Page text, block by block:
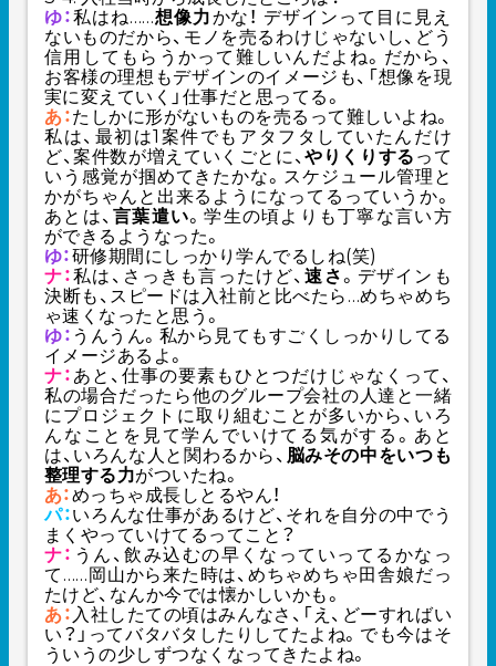
ゆ：私はね……想像力かな！ デザインって目に見え
ないものだから、モノを売るわけじゃないし、どう
信用してもらうかって難しいんだよね。だから、
お客様の理想もデザインのイメージも、「想像を現
実に変えていく」仕事だと思ってる。
あ：たしかに形がないものを売るって難しいよね。
私は、最初は1案件でもアタフタしていたんだけ
ど、案件数が増えていくごとに、やりくりする って
いう感覚が掴めてきたかな。スケジュール管理と
かがちゃんと出来るようになってるっていうか。
あとは、言葉遣い。学生の頃よりも丁寧な言い方
ができるようなった。
ゆ：研修期間にしっかり学んでるしね(笑)
ナ：私は、さっきも言ったけど、速さ。デザインも
決断も、スピードは入社前と比べたら…めちゃめち
ゃ速くなったと思う。
ゆ： うんうん。私から見てもすごくしっかりしてる
イメージあるよ。
ナ： あと、仕事の要素もひとつだけじゃなくって、
私の場合だったら他のグループ会社の人達と一緒
にプロジェクトに取り組むことが多いから、いろ
んなことを見て学んでいけてる気がする。あと
は、いろんな人と関わるから、 脳みその中をいつも
整理する力がついたね。
あ：めっちゃ成長しとるやん！
パ：いろんな仕事があるけど、それを自分の中でう
まくやっていけてるってこと？
ナ： うん、飲み込むの早くなっていってるかなっ
て……岡山から来た時は、めちゃめちゃ田舎娘だっ
たけど、なんか今では懐かしいかも。
あ： 入社したての頃はみんなさ、「え、どーすればい
い？」ってバタバタしたりしてたよね。でも今はそ
ういうの少しずつなくなってきたよね。